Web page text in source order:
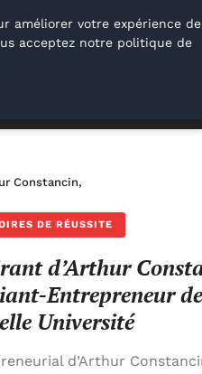
Constancin, un Ancien
DE RÉUSSITE
d’Arthur
Entrepreneur
Université
d’Arthur
améliorer votre expérience de
acceptez notre politique de